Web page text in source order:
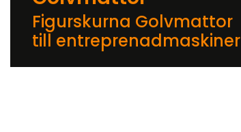
Figurskurna Golvmattor
till entreprenadmaskiner